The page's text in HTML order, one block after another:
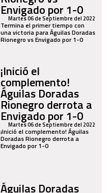
Envigado por 1-0
Martes 06 de Septiembre del 2022
Termina el primer tiempo con
una victoria para Águilas Doradas
Rionegro vs Envigado por 1-0
¡Inició el
complemento!
Águilas Doradas
Rionegro derrota a
Envigado por 1-0
Martes 06 de Septiembre del 2022
¡Inició el complemento! Águilas
Doradas Rionegro derrota a
Envigado por 1-0
Águilas Doradas